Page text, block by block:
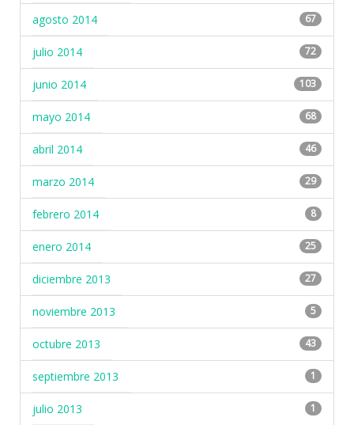
agosto 2014 67
julio 2014 72
junio 2014 103
mayo 2014 68
abril 2014 46
marzo 2014 29
febrero 2014 8
enero 2014 25
diciembre 2013 27
noviembre 2013 5
octubre 2013 43
septiembre 2013 1
julio 2013 1